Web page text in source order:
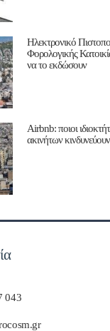
Ηλεκτρονικό
Φορολογικής
να το εκδώσουν
Airbnb: ποιοι
ακινήτων
043